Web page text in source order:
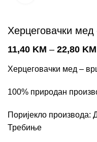
Херцеговачки
11,40 KM – 22,80 KM
Херцеговачки мед –
100% природан
Поријекло производа:
Требиње